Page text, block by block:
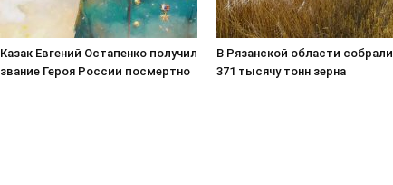
Казак Евгений Остапенко получил
звание Героя России посмертно
В Рязанской области собрали
371 тысячу тонн зерна